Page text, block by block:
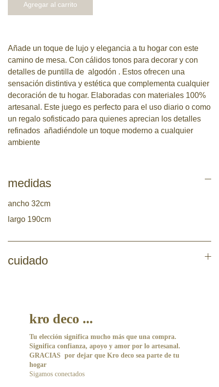
Agregar al carrito
Añade un toque de lujo y elegancia a tu hogar con este
camino de mesa. Con cálidos tonos para decorar y con
detalles de puntilla de algodón . Estos ofrecen una
sensación distintiva y estética que complementa cualquier
decoración de tu hogar. Elaboradas con materiales 100%
artesanal. Este juego es perfecto para el uso diario o como
un regalo sofisticado para quienes aprecian los detalles
refinados añadiéndole un toque moderno a cualquier
ambiente
medidas
ancho 32cm
largo 190cm
cuidado
kro deco ...
Tu elección significa mucho más que una compra.
Significa confianza, apoyo y amor por lo artesanal.
GRACIAS  por dejar que Kro deco sea parte de tu
hogar
Sigamos conectados